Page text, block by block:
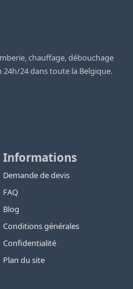
chauffage, débouchage
24 dans toute la Belgique.
Informations
Demande de devis
FAQ
Blog
Conditions générales
Confidentialité
Plan du site